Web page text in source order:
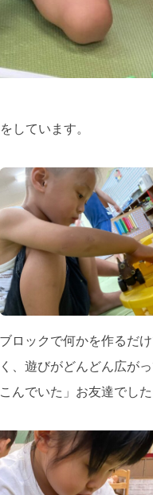
しています。
ブロックで何かを作るだ
く、遊びがどんどん広が
こんでいた」お友達でした